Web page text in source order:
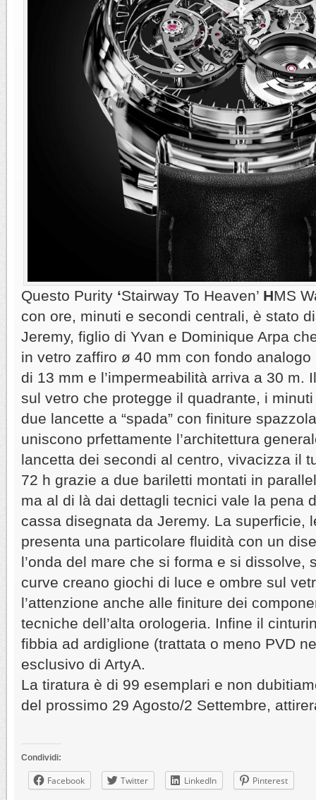
Questo Purity ‘Stairway To Heaven’ HMS
con ore, minuti e secondi centrali, è stato
Jeremy, figlio di Yvan e Dominique Arpa
in vetro zaffiro ø 40 mm con fondo
di 13 mm e l’impermeabilità arriva a 30 m.
sul vetro che protegge il quadrante, i
due lancette a “spada” con finiture
uniscono prfettamente l’architettura
lancetta dei secondi al centro, vivacizza il
72 h grazie a due bariletti montati in
ma al di là dai dettagli tecnici vale la pena
cassa disegnata da Jeremy. La superficie,
presenta una particolare fluidità con un
l’onda del mare che si forma e si dissolve,
curve creano giochi di luce e ombre sul
l’attenzione anche alle finiture dei
tecniche dell’alta orologeria. Infine il
fibbia ad ardiglione (trattata o meno PVD
esclusivo di ArtyA.
La tiratura è di 99 esemplari e non
del prossimo 29 Agosto/2 Settembre,
Condividi:
Facebook Twitter LinkedIn Pinterest